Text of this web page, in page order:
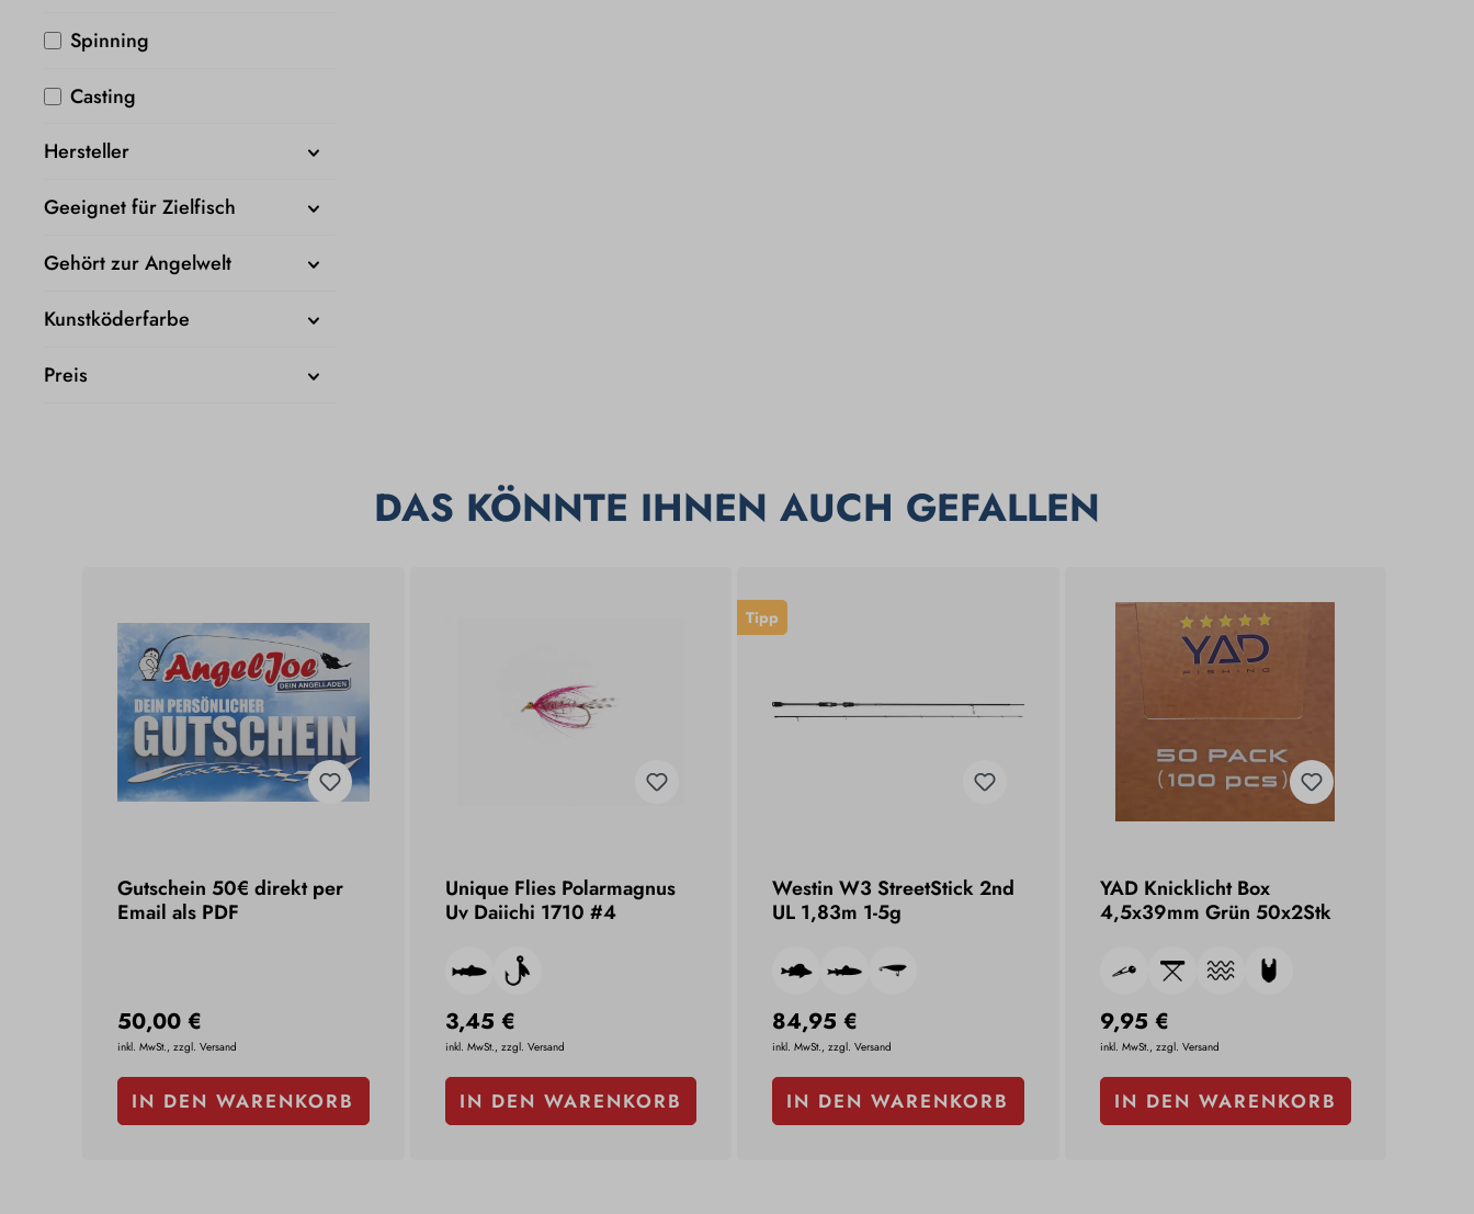
Spinning
Casting
Hersteller
Geeignet für Zielfisch
Gehört zur Angelwelt
Kunstköderfarbe
Preis
DAS KÖNNTE IHNEN AUCH GEFALLEN
Gutschein 50€ direkt per
Email als PDF
50,00 €
inkl. MwSt., zzgl. Versand
IN DEN WARENKORB
Unique Flies Polarmagnus
Uv Daiichi 1710 #4
3,45 €
inkl. MwSt., zzgl. Versand
IN DEN WARENKORB
Tipp
Westin W3 StreetStick 2nd
UL 1,83m 1-5g
84,95 €
inkl. MwSt., zzgl. Versand
IN DEN WARENKORB
YAD Knicklicht Box
4,5x39mm Grün 50x2Stk
9,95 €
inkl. MwSt., zzgl. Versand
IN DEN WARENKORB